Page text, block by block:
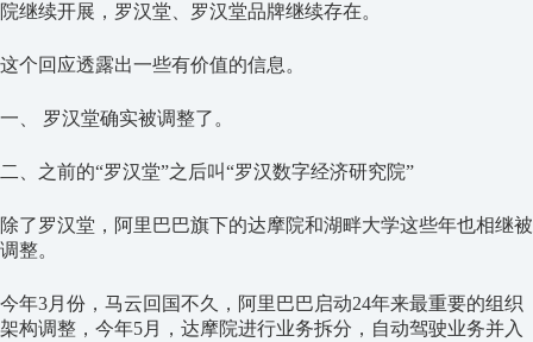
院继续开展，罗汉堂、罗汉堂品牌继续存在。
这个回应透露出一些有价值的信息。
一、 罗汉堂确实被调整了。
二、之前的“罗汉堂”之后叫“罗汉数字经济研究院”
除了罗汉堂，阿里巴巴旗下的达摩院和湖畔大学这些年也相继被
调整。
今年3月份，马云回国不久，阿里巴巴启动24年来最重要的组织
架构调整，今年5月，达摩院进行业务拆分，自动驾驶业务并入